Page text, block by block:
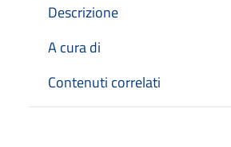
Descrizione
A cura di
Contenuti correlati